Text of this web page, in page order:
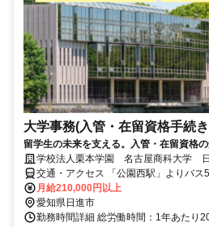
大学事務(入管・在留資格手続
留学生の未来を支える。入管・在留資格
学校法人栗本学園 名古屋商科大学
交通・アクセス 「公園西駅」よりバス
月給210,000円以上
愛知県日進市
勤務時間詳細 総労働時間：1年あたり